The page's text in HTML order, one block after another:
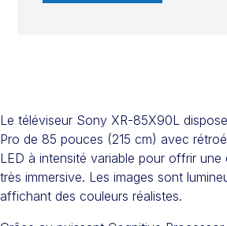
Le téléviseur Sony XR-85X90L dispose
Pro de 85 pouces (215 cm) avec
LED à intensité variable pour offrir une
très immersive. Les images sont
affichant des couleurs réalistes.